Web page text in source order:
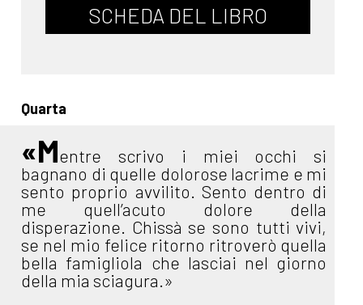
SCHEDA DEL LIBRO
Quarta
«Mentre scrivo i miei occhi si
bagnano di quelle dolorose lacrime e mi
sento proprio avvilito. Sento dentro di
me quell’acuto dolore della
disperazione. Chissà se sono tutti vivi,
se nel mio felice ritorno ritroverò quella
bella famigliola che lasciai nel giorno
della mia sciagura.»